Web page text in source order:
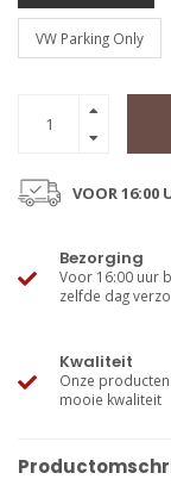
VW Parking Only
VOOR 16:00
Bezorging
Voor 16:00 uur
zelfde dag
Kwaliteit
Onze
mooie kwaliteit